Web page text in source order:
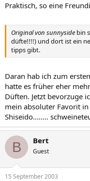
Praktisch, so eine
Original von sunnyside bin
düfte!!!!) und dort ist ein
tipps gibt.
Daran hab ich zum
hatte es früher eher
Düften. Jetzt bevorzuge
mein absoluter Favorit
Shiseido........
B Bert
Guest
15 September 2003